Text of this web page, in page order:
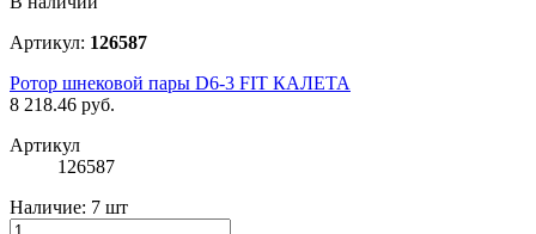
Артикул: 126587
Ротор шнековой пары D6-3 FIT КАЛЕТА
8 218.46 руб.
Артикул
126587
Наличие: 7 шт